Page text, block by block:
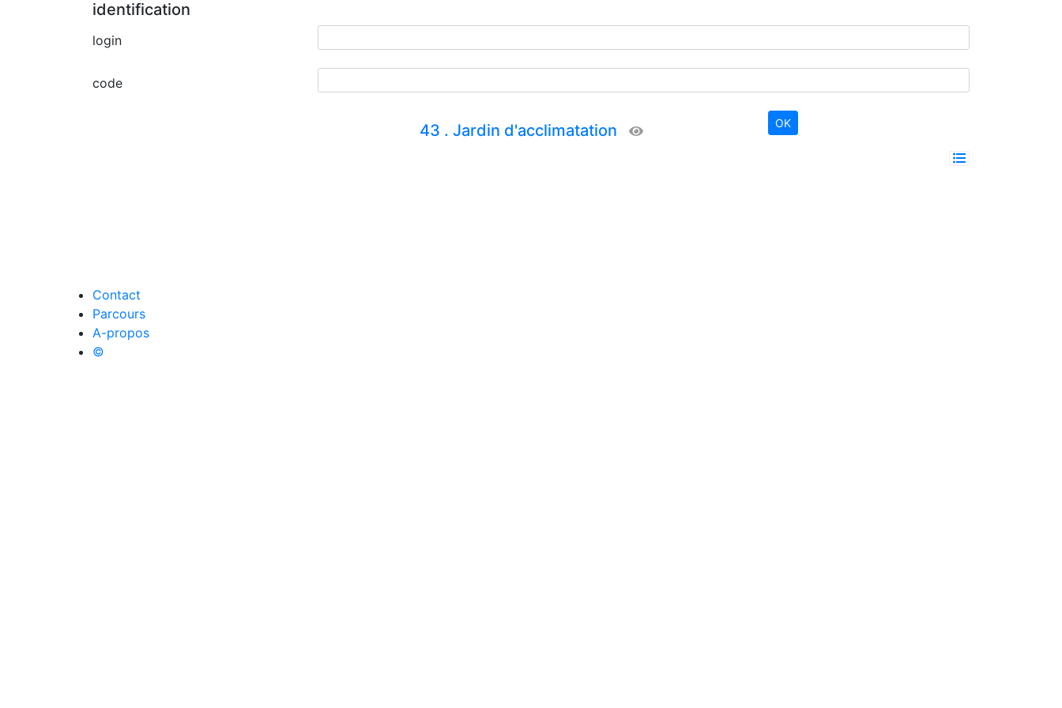
identification
login
code
43 . Jardin d'acclimatation
Contact
Parcours
A-propos
©